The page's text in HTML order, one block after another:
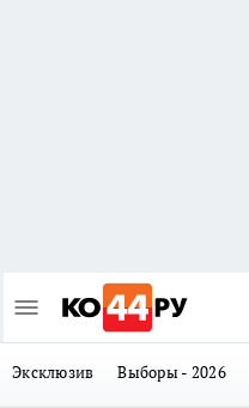
Эксклюзив Выборы - 2026